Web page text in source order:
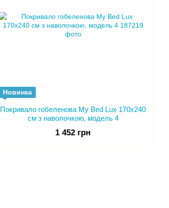
Новинка
Покривало гобеленова My Bed Lux 170x240
см з наволочкою, модель 4
1 452 грн